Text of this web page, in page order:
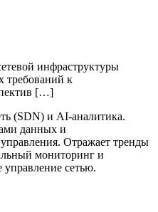
инфраструктуры
требований к
[…]